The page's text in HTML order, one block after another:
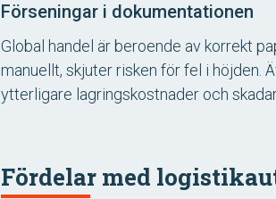
Förseningar i dokumentationen
Global handel är beroende av korrekt
manuellt, skjuter risken för fel i höjden.
ytterligare lagringskostnader och
Fördelar med